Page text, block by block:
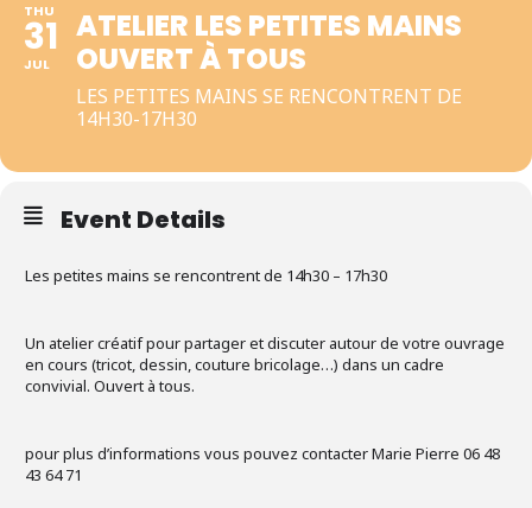
THU
31
JUL
ATELIER LES PETITES MAINS
OUVERT À TOUS
LES PETITES MAINS SE RENCONTRENT DE
14H30-17H30
Event Details
Les petites mains se rencontrent de 14h30 – 17h30
Un atelier créatif pour partager et discuter autour de votre ouvrage
en cours (tricot, dessin, couture bricolage…) dans un cadre
convivial. Ouvert à tous.
pour plus d’informations vous pouvez contacter Marie Pierre 06 48
43 64 71